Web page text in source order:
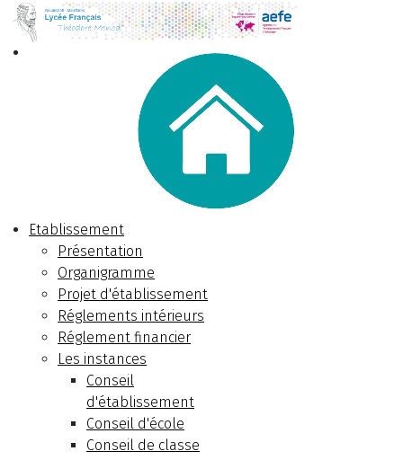
Etablissement
Présentation
Organigramme
Projet d'établissement
Réglements intérieurs
Réglement financier
Les instances
Conseil
d'établissement
Conseil d'école
Conseil de classe